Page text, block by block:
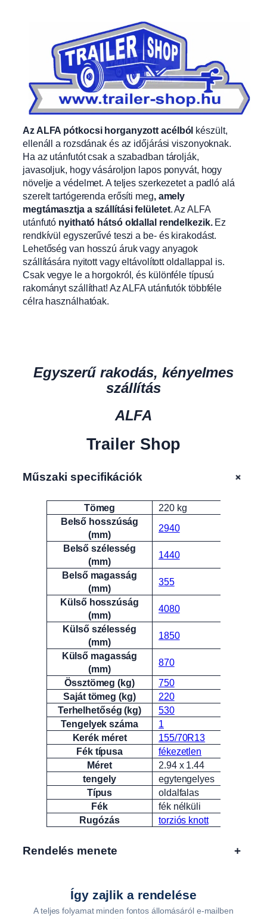
Az ALFA pótkocsi horganyzott acélból készült,
ellenáll a rozsdának és az időjárási viszonyoknak.
Ha az utánfutót csak a szabadban tárolják,
javasoljuk, hogy vásároljon lapos ponyvát, hogy
növelje a védelmet. A teljes szerkezetet a padló alá
szerelt tartógerenda erősíti meg, amely
megtámasztja a szállítási felületet. Az ALFA
utánfutó nyitható hátsó oldallal rendelkezik.Ez
rendkívül egyszerűvé teszi a be- és kirakodást.
Lehetőség van hosszú áruk vagy anyagok
szállítására nyitott vagy eltávolított oldallappal is.
Csak vegye le a horgokról, és különféle típusú
rakományt szállíthat! Az ALFA utánfutók többféle
célra használhatóak.
Egyszerű rakodás, kényelmes
szállítás
ALFA
Trailer Shop
Műszaki specifikációk +
Attribútumok Érték
Tömeg
220 kg
Belső hosszúság
(mm)
2940
Belső szélesség
(mm)
1440
Belső magasság
(mm)
355
Külső hosszúság
(mm)
4080
Külső szélesség
(mm)
1850
Külső magasság
(mm)
870
Össztömeg (kg)
750
Saját tömeg (kg)
220
Terhelhetőség (kg)
530
Tengelyek száma
1
Kerék méret
155/70R13
Fék típusa
fékezetlen
Méret
2.94 x 1.44
tengely
egytengelyes
Típus
oldalfalas
Fék
fék nélküli
Rugózás
torziós knott
Rendelés menete +
Így zajlik a rendelése
A teljes folyamat minden fontos állomásáról e-mailben